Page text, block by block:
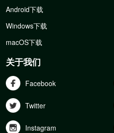
Android下载
Windows下载
macOS下载
关于我们
Facebook
Twitter
Instagram